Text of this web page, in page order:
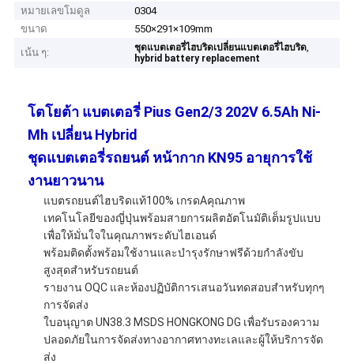
หมายเลขโมดูล
0304
ขนาด
550×291×109mm
เน้น ๆ:
ชุดแบตเตอรี่ไฮบริดเปลี่ยนแบตเตอรี่ไฮบริด,
hybrid battery replacement
โตโยต้า แบตเตอรี่ Pius Gen2/3 202V 6.5Ah Ni-
Mh เปลี่ยน Hybrid
ชุดแบตเตอรี่รถยนต์ หน้ากาก KN95 อายุการใช้
งานยาวนาน
แบตรถยนต์ไฮบริดแท้100% เกรดAคุณภาพ
เทคโนโลยีของญี่ปุ่นพร้อมสายการผลิตอัตโนมัติเต็มรูปแบบ
เพื่อให้มั่นใจในคุณภาพระดับไฮเอนด์
พร้อมติดตั้งพร้อมใช้งานและบำรุงรักษาฟรีด้วยกำลังขับ
สูงสุดสำหรับรถยนต์
รายงาน OQC และห้องปฏิบัติการเสนอวันทดสอบสำหรับทุกๆ
การจัดส่ง
ใบอนุญาต UN38.3 MSDS HONGKONG DG เพื่อรับรองความ
ปลอดภัยในการจัดส่งทางอากาศทางทะเลและผู้ให้บริการจัด
ส่ง